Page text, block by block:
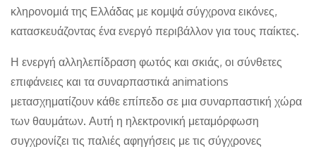
κληρονομιά της Ελλάδας με κομψά σύγχρονα εικόνες,
κατασκευάζοντας ένα ενεργό περιβάλλον για τους παίκτες.
Η ενεργή αλληλεπίδραση φωτός και σκιάς, οι σύνθετες
επιφάνειες και τα συναρπαστικά animations
μετασχηματίζουν κάθε επίπεδο σε μια συναρπαστική χώρα
των θαυμάτων. Αυτή η ηλεκτρονική μεταμόρφωση
συγχρονίζει τις παλιές αφηγήσεις με τις σύγχρονες